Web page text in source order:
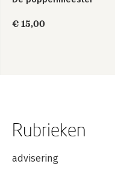
€ 15,00
Rubrieken
advisering